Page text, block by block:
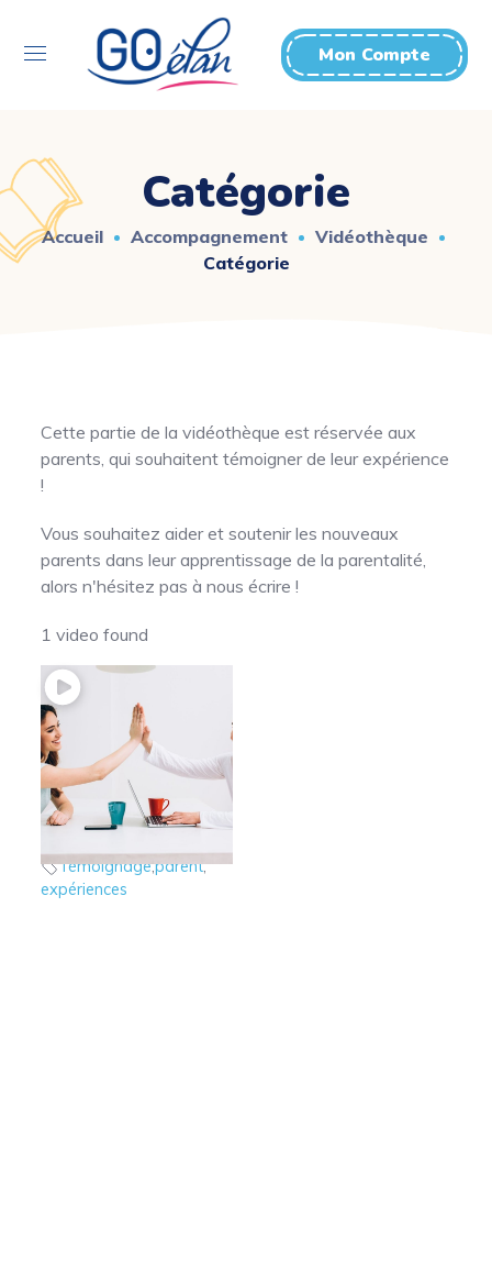
Mon Compte
Catégorie
Accueil Accompagnement
Vidéothèque
Catégorie
Cette partie de la vidéothèque est réservée aux
parents, qui souhaitent témoigner de leur expérience
!
Vous souhaitez aider et soutenir les nouveaux
parents dans leur apprentissage de la parentalité,
alors n'hésitez pas à nous écrire !
1 video found
A quoi sert cette
catégorie?
Témoignage,parent,
expériences